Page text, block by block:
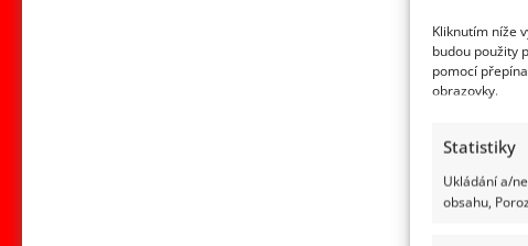
Kliknutím níže
budou použity
pomocí
obrazovky.
Statistiky
Ukládání a/
obsahu,